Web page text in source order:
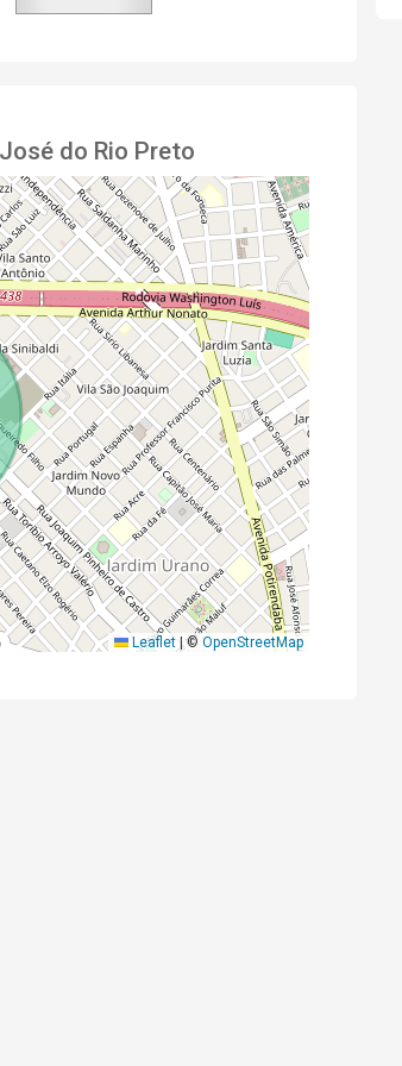
do Rio Preto
Leaflet |© OpenStreetMap